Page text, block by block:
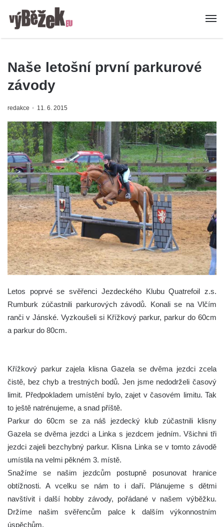
Naše letošní první parkurové
závody
redakce 11. 6. 2015
Letos poprvé se svěřenci Jezdeckého Klubu Quatrefoil z.s.
Rumburk zúčastnili parkurových závodů. Konali se na Vlčím
ranči v Jánské. Vyzkoušeli si Křížkový parkur, parkur do 60cm
a parkur do 80cm.
Křížkový parkur zajela klisna Gazela se dvěma jezdci zcela
čistě, bez chyb a trestných bodů. Jen jsme nedodrželi časový
limit. Předpokladem umístění bylo, zajet v časovém limitu. Tak
to ještě natrénujeme, a snad příště.
Parkur do 60cm se za náš jezdecký klub zúčastnili klisny
Gazela se dvěma jezdci a Linka s jezdcem jedním. Všichni tři
jezdci zajeli bezchybný parkur. Klisna Linka se v tomto závodě
umístila na velmi pěkném 3. místě.
Snažíme se našim jezdcům postupně posunovat hranice
obtížnosti. A vcelku se nám to i daří. Plánujeme s dětmi
navštívit i další hobby závody, pořádané v našem výběžku.
Držíme našim svěřencům palce k dalším výkonnostním
úspěchům.